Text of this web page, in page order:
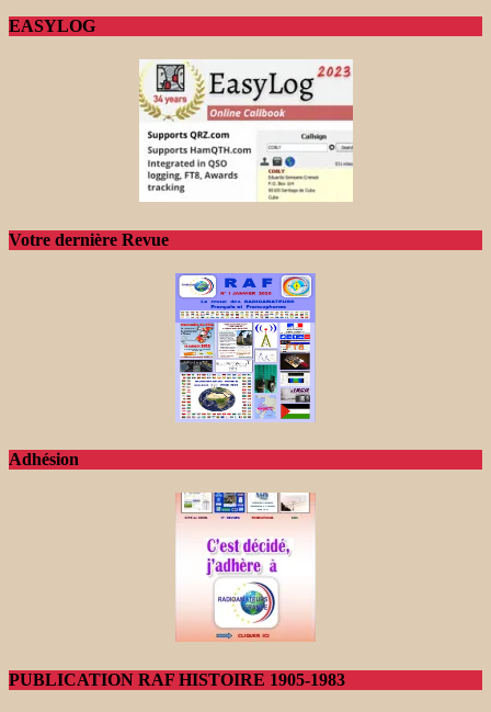
EASYLOG
Votre dernière Revue
Adhésion
PUBLICATION RAF HISTOIRE 1905-1983